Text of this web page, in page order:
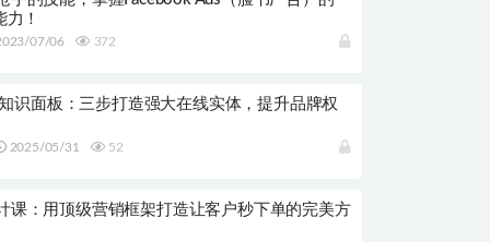
力！
07/06 372
识面板：三步打造强大在线实体，提升品牌权
2025/05/31 52
课：用顶级营销框架打造让客户秒下单的完美方